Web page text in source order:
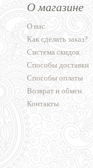
О магазине
О нас
Как сделать заказ?
Система скидок
Способы доставки
Способы оплаты
Возврат и обмен
Контакты